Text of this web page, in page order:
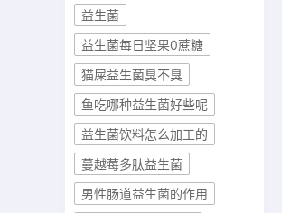
益生菌
益生菌每日坚果0蔗糖
猫屎益生菌臭不臭
鱼吃哪种益生菌好些呢
益生菌饮料怎么加工的
蔓越莓多肽益生菌
男性肠道益生菌的作用